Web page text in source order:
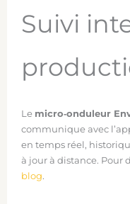
Suivi
Le micro‑onduleur
communique avec
en temps réel,
à jour à distance. Pour
blog.